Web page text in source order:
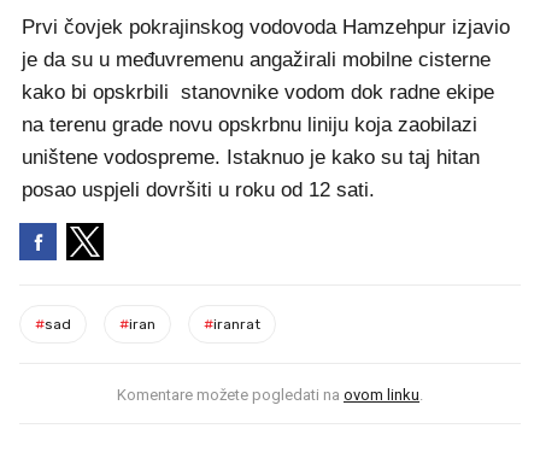
Prvi čovjek pokrajinskog vodovoda Hamzehpur izjavio
je da su u međuvremenu angažirali mobilne cisterne
kako bi opskrbili stanovnike vodom dok radne ekipe
na terenu grade novu opskrbnu liniju koja zaobilazi
uništene vodospreme. Istaknuo je kako su taj hitan
posao uspjeli dovršiti u roku od 12 sati.
#sad #iran #iranrat
Komentare možete pogledati na ovom linku.